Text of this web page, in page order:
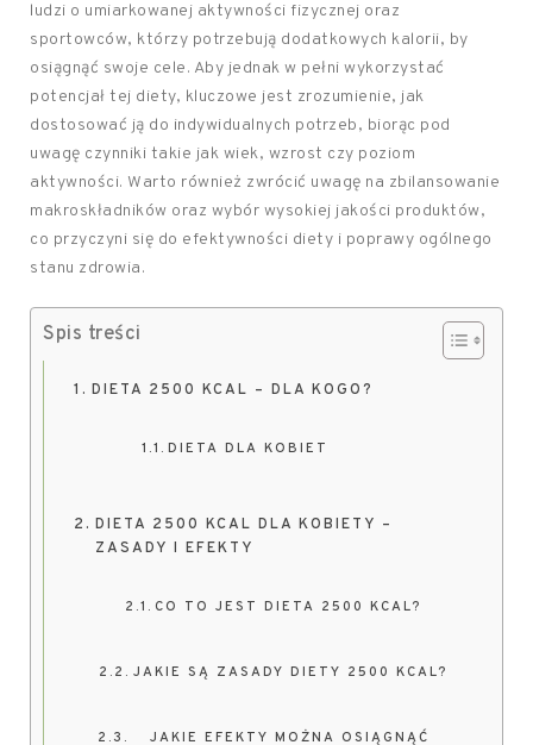
ludzi o umiarkowanej aktywności fizycznej oraz
sportowców, którzy potrzebują dodatkowych kalorii, by
osiągnąć swoje cele. Aby jednak w pełni wykorzystać
potencjał tej diety, kluczowe jest zrozumienie, jak
dostosować ją do indywidualnych potrzeb, biorąc pod
uwagę czynniki takie jak wiek, wzrost czy poziom
aktywności. Warto również zwrócić uwagę na zbilansowanie
makroskładników oraz wybór wysokiej jakości produktów,
co przyczyni się do efektywności diety i poprawy ogólnego
stanu zdrowia.
Spis treści
DIETA 2500 KCAL – DLA KOGO?
DIETA DLA KOBIET
DIETA 2500 KCAL DLA KOBIETY –
ZASADY I EFEKTY
CO TO JEST DIETA 2500 KCAL?
JAKIE SĄ ZASADY DIETY 2500 KCAL?
JAKIE EFEKTY MOŻNA OSIĄGNĄĆ